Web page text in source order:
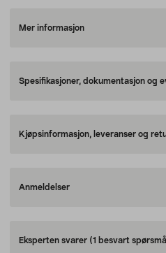
Mer informasjon
Spesifikasjoner, dokumentasjon og
Kjøpsinformasjon, leveranser og
Anmeldelser
Eksperten svarer (1 besvart